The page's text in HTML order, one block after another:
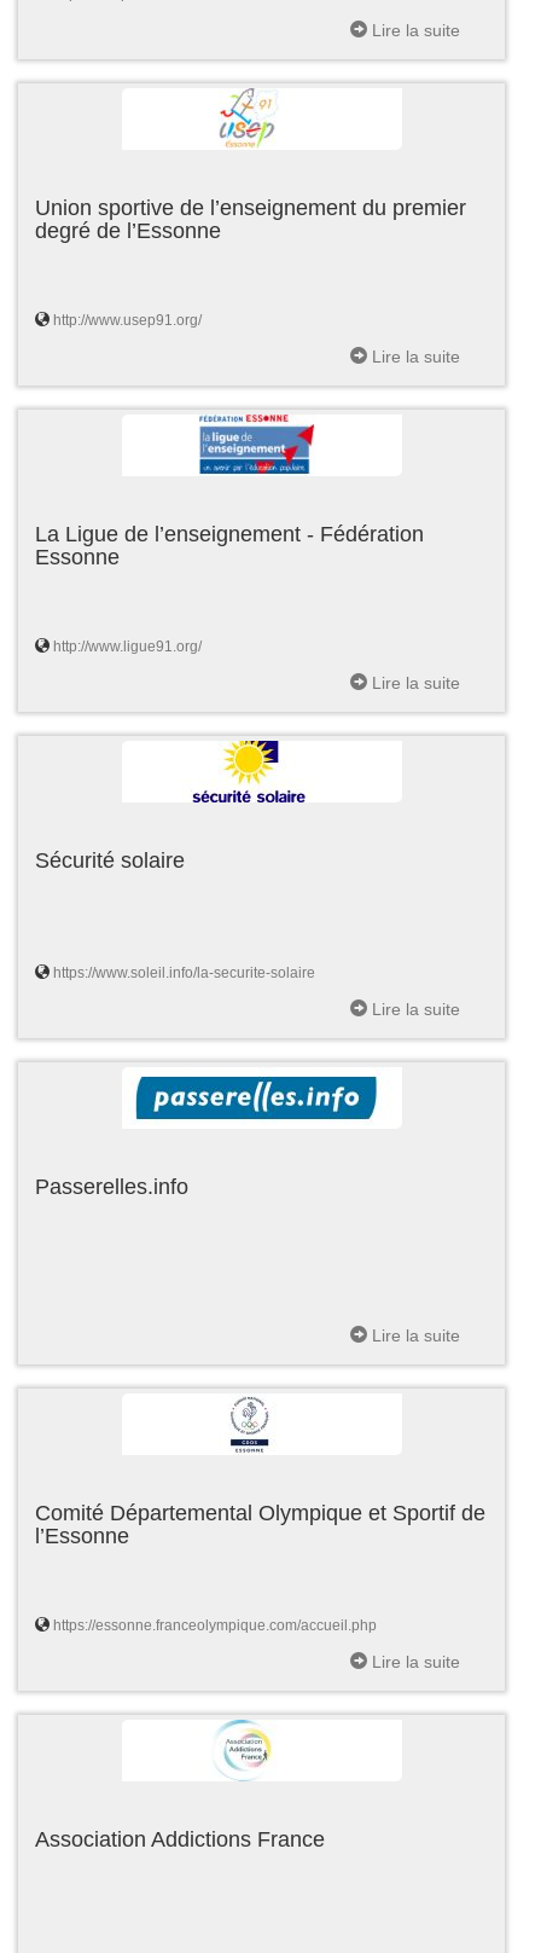
Lire la suite
Union sportive de l’enseignement du premier
degré de l’Essonne
http://www.usep91.org/
Lire la suite
La Ligue de l’enseignement - Fédération
Essonne
http://www.ligue91.org/
Lire la suite
Sécurité solaire
https://www.soleil.info/la-securite-solaire
Lire la suite
Passerelles.info
Lire la suite
Comité Départemental Olympique et Sportif de
l’Essonne
https://essonne.franceolympique.com/accueil.php
Lire la suite
Association Addictions France